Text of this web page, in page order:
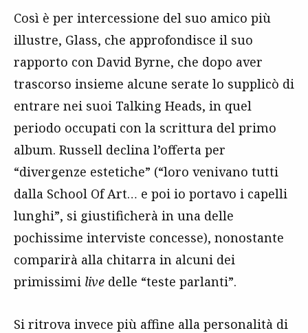
Così è per intercessione del suo amico più
illustre, Glass, che approfondisce il suo
rapporto con David Byrne, che dopo aver
trascorso insieme alcune serate lo supplicò di
entrare nei suoi Talking Heads, in quel
periodo occupati con la scrittura del primo
album. Russell declina l’offerta per
“divergenze estetiche” (“loro venivano tutti
dalla School Of Art… e poi io portavo i capelli
lunghi”, si giustificherà in una delle
pochissime interviste concesse), nonostante
comparirà alla chitarra in alcuni dei
primissimi live delle “teste parlanti”.
Si ritrova invece più affine alla personalità di